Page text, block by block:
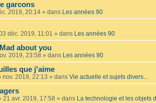
garcons
2019, 20:14 » dans Les années 90
déc. 2019, 11:01 » dans Les années 90
about you
2019, 23:58 » dans Les années 90
que j'aime
nov. 2019, 22:13 » dans Vie actuelle et sujets divers...
21 avr. 2019, 17:58 » dans La technologie et les objets